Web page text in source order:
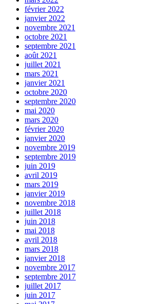
février 2022
janvier 2022
novembre 2021
octobre 2021
septembre 2021
août 2021
juillet 2021
mars 2021
janvier 2021
octobre 2020
septembre 2020
mai 2020
mars 2020
février 2020
janvier 2020
novembre 2019
septembre 2019
juin 2019
avril 2019
mars 2019
janvier 2019
novembre 2018
juillet 2018
juin 2018
mai 2018
avril 2018
mars 2018
janvier 2018
novembre 2017
septembre 2017
juillet 2017
juin 2017